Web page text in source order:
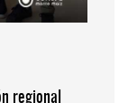
regional